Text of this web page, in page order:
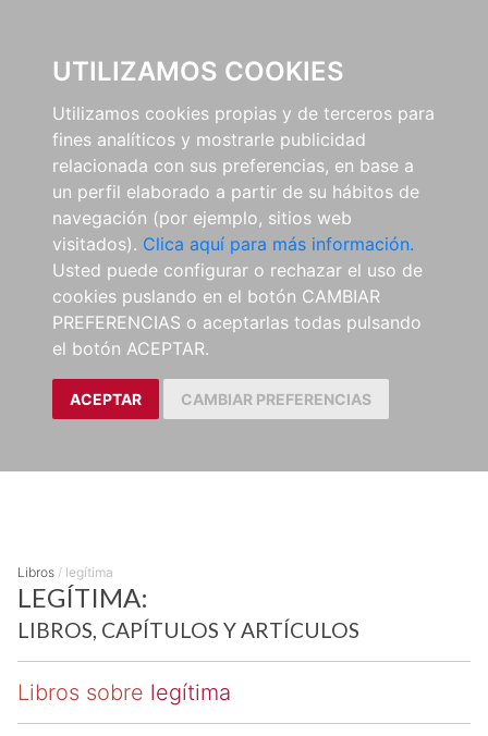
UTILIZAMOS COOKIES
Utilizamos cookies propias y de terceros para
fines analíticos y mostrarle publicidad
relacionada con sus preferencias, en base a
un perfil elaborado a partir de su hábitos de
navegación (por ejemplo, sitios web
visitados). Clica aquí para más información.
Usted puede configurar o rechazar el uso de
cookies puslando en el botón CAMBIAR
PREFERENCIAS o aceptarlas todas pulsando
el botón ACEPTAR.
ACEPTAR CAMBIAR PREFERENCIAS
Libros / legítima
LEGÍTIMA:
LIBROS, CAPÍTULOS Y ARTÍCULOS
Libros sobre legítima